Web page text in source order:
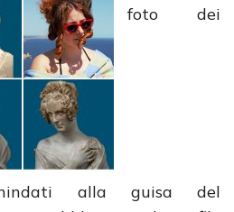
foto dei
alla guisa del